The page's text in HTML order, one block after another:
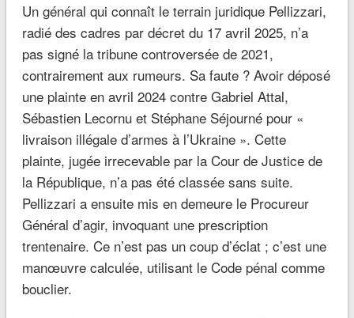
Un général qui connaît le terrain juridique Pellizzari,
radié des cadres par décret du 17 avril 2025, n’a
pas signé la tribune controversée de 2021,
contrairement aux rumeurs. Sa faute ? Avoir déposé
une plainte en avril 2024 contre Gabriel Attal,
Sébastien Lecornu et Stéphane Séjourné pour «
livraison illégale d’armes à l’Ukraine ». Cette
plainte, jugée irrecevable par la Cour de Justice de
la République, n’a pas été classée sans suite.
Pellizzari a ensuite mis en demeure le Procureur
Général d’agir, invoquant une prescription
trentenaire. Ce n’est pas un coup d’éclat ; c’est une
manœuvre calculée, utilisant le Code pénal comme
bouclier.